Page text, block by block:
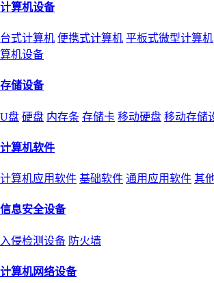
计算机设备
台式计算机 便携式计算机 平板式微型计算机
算机设备
存储设备
U盘 硬盘 内存条 存储卡 移动硬盘 移动存储
计算机软件
计算机应用软件 基础软件 通用应用软件 其
信息安全设备
入侵检测设备 防火墙
计算机网络设备